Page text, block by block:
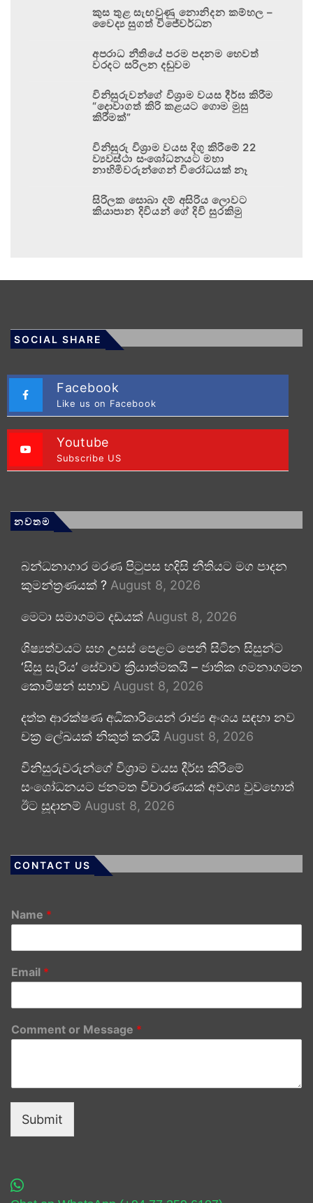
කුස තුළ සැඟවුණු නොනිදන කම්හල –
වෛද්‍ය සුගත් විජේවර්ධන
අපරාධ නීතියේ පරම පදනම හෙවත්
වරදට සරිලන දඬුවම
විනිසුරුවන්ගේ විශ්‍රාම වයස දීර්ඝ කිරීම
“දොවාගත් කිරි කළයට ගොම මුසු
කිරීමක්”
විනිසුරු විශ්‍රාම වයස දිගු කිරීමේ 22
ව්‍යවස්ථා සංශෝධනයට මහා
නාහිමිවරුන්ගෙන් විරෝධයක් නෑ
සිරිලක සොබා දම් අසිරිය ලොවට
කියාපාන දිවියන් ගේ දිවි සුරකිමු
SOCIAL SHARE
Facebook
Like us on Facebook
Youtube
Subscribe US
නවතම
බන්ධනාගාර මරණ පිටුපස හදිසි නීතියට මග පාදන
කුමන්ත්‍රණයක් ? August 8, 2026
මෙටා සමාගමට දඩයක් August 8, 2026
ශිෂ්‍යත්වයට සහ උසස් පෙළට පෙනී සිටින සිසුන්ට
‘සිසු සැරිය’ සේවාව ක්‍රියාත්මකයි – ජාතික ගමනාගමන
කොමිෂන් සභාව August 8, 2026
දත්ත ආරක්ෂණ අධිකාරියෙන් රාජ්‍ය අංශය සඳහා නව
චක්‍ර ලේඛයක් නිකුත් කරයි August 8, 2026
විනිසුරුවරුන්ගේ විශ්‍රාම වයස දීර්ඝ කිරීමේ
සංශෝධනයට ජනමත විචාරණයක් අවශ්‍ය වුවහොත්
ඊට සූදානම් August 8, 2026
CONTACT US
Name *
Email *
Comment or Message *
Submit